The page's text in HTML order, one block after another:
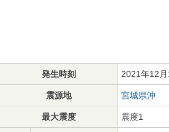
発生時刻 2021年12
震源地 宮城県沖
最大震度 震度1